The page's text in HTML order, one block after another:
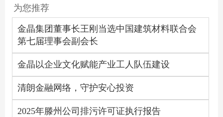
为您推荐
金晶集团董事长王刚当选中国建筑材料联合会
第七届理事会副会长
金晶以企业文化赋能产业工人队伍建设
清朗金融网络，守护安心投资
2025年滕州公司排污许可证执行报告